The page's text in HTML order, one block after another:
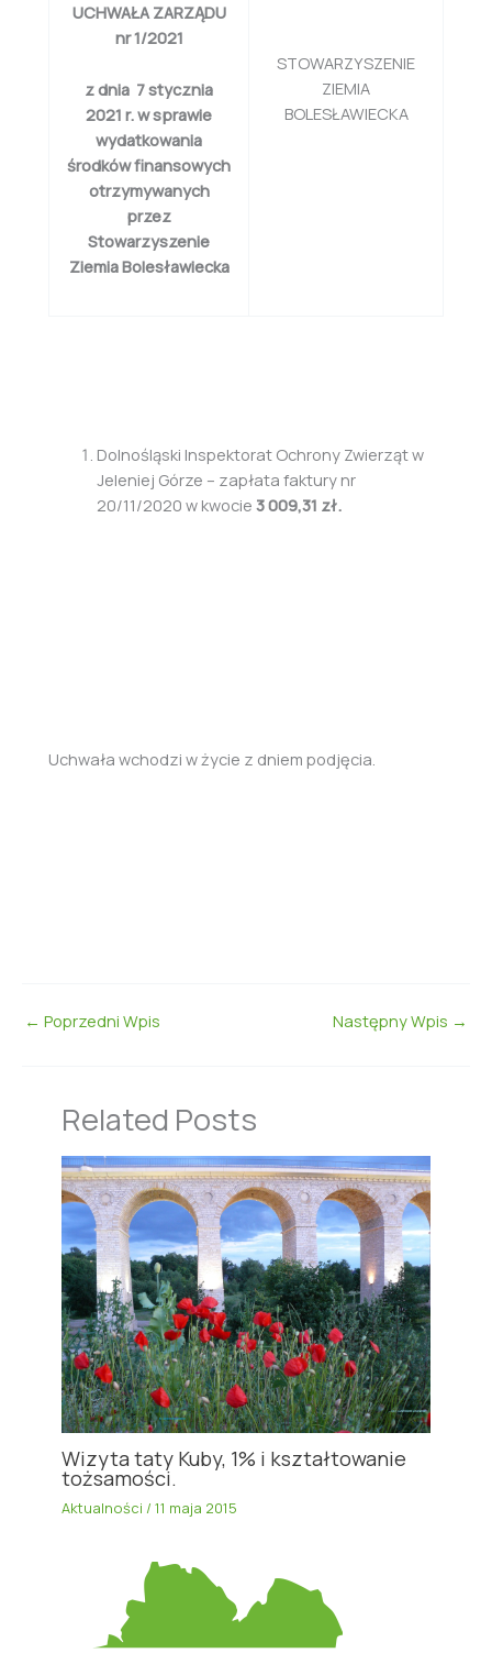
UCHWAŁA ZARZĄDU
nr 1/2021
z dnia 7 stycznia
2021 r. w sprawie
wydatkowania
środków finansowych
otrzymywanych
przez
Stowarzyszenie
Ziemia Bolesławiecka
STOWARZYSZENIE
ZIEMIA
BOLESŁAWIECKA
Dolnośląski Inspektorat Ochrony Zwierząt w
Jeleniej Górze – zapłata faktury nr
20/11/2020 w kwocie 3 009,31 zł.
Uchwała wchodzi w życie z dniem podjęcia.
← Poprzedni Wpis Następny Wpis →
Related Posts
Wizyta taty Kuby, 1% i kształtowanie
tożsamości.
Aktualności /11 maja 2015